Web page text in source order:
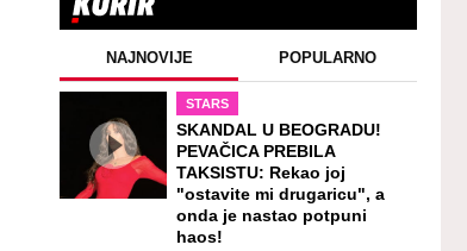
NAJNOVIJE POPULARNO
STARS
SKANDAL U BEOGRADU!
PEVAČICA PREBILA
TAKSISTU: Rekao joj
"ostavite mi drugaricu", a
onda je nastao potpuni
haos!